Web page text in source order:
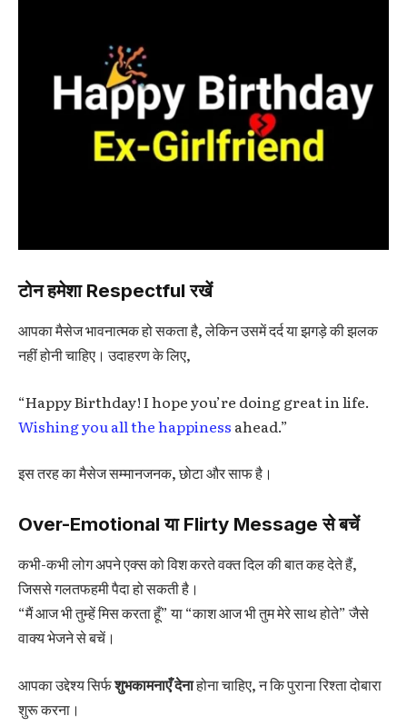
टोन हमेशा Respectful रखें
आपका मैसेज भावनात्मक हो सकता है, लेकिन उसमें दर्द या झगड़े की झलक
नहीं होनी चाहिए। उदाहरण के लिए,
“Happy Birthday! I hope you’re doing great in life.
Wishing you all the happiness ahead.”
इस तरह का मैसेज सम्मानजनक, छोटा और साफ है।
Over-Emotional या Flirty Message से बचें
कभी-कभी लोग अपने एक्स को विश करते वक्त दिल की बात कह देते हैं,
जिससे गलतफहमी पैदा हो सकती है।
“मैं आज भी तुम्हें मिस करता हूँ” या “काश आज भी तुम मेरे साथ होते” जैसे
वाक्य भेजने से बचें।
आपका उद्देश्य सिर्फशुभकामनाएँ देनाहोना चाहिए, न कि पुराना रिश्ता दोबारा
शुरू करना।